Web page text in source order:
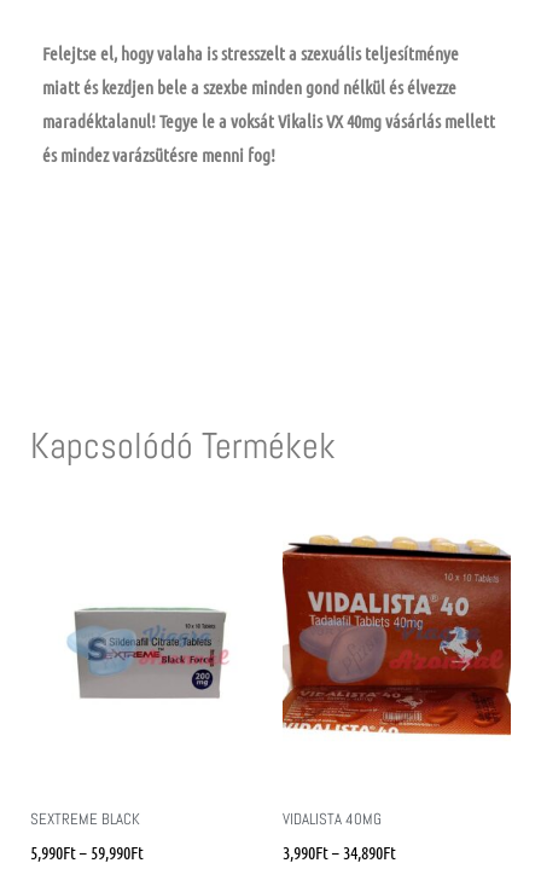
Felejtse el, hogy valaha is stresszelt a szexuális teljesítménye
miatt és kezdjen bele a szexbe minden gond nélkül és élvezze
maradéktalanul! Tegye le a voksát Vikalis VX 40mg vásárlás mellett
és mindez varázsütésre menni fog!
Kapcsolódó Termékek
SEXTREME BLACK
5,990Ft– 59,990Ft
VIDALISTA 40MG
3,990Ft– 34,890Ft